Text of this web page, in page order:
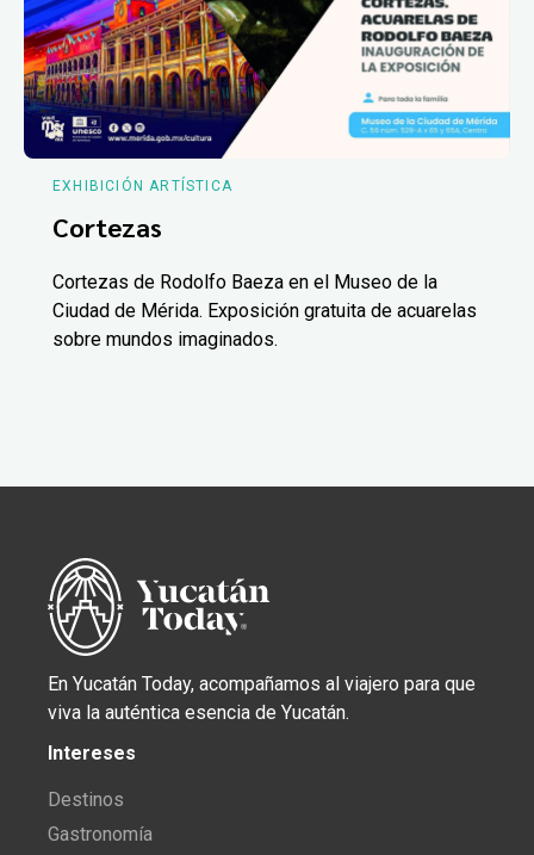
EXHIBICIÓN ARTÍSTICA
Cortezas
Cortezas de Rodolfo Baeza en el Museo de la
Ciudad de Mérida. Exposición gratuita de acuarelas
sobre mundos imaginados.
En Yucatán Today, acompañamos al viajero para que
viva la auténtica esencia de Yucatán.
Intereses
Destinos
Gastronomía